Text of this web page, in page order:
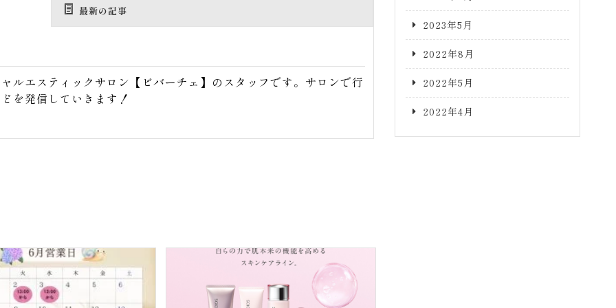
最新の記事
ルエスティックサロン【ビバーチェ】のスタッフです。サロンで行
を発信していきます！
2023年5月
2022年8月
2022年5月
2022年4月